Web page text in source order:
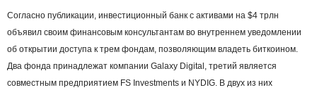
Согласно публикации, инвестиционный банк с активами на $4 трлн
объявил своим финансовым консультантам во внутреннем уведомлении
об открытии доступа к трем фондам, позволяющим владеть биткоином.
Два фонда принадлежат компании Galaxy Digital, третий является
совместным предприятием FS Investments и NYDIG. В двух из них